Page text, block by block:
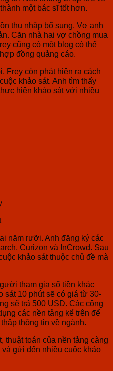
một bác sĩ tốt hơn.
thu nhập bổ sung. Vợ anh
Căn nhà hai vợ chồng mua
cũng có một blog có thể
đồng quảng cáo.
Frey còn phát hiện ra cách
khảo sát. Anh tìm thấy
hiện khảo sát với nhiều
năm rưỡi. Anh đăng ký các
Curizon và InCrowd. Sau
khảo sát thuộc chủ đề mà
tham gia số tiền khác
sát 10 phút sẽ có giá từ 30-
sẽ trả 500 USD. Các công
các nền tảng kể trên để
thông tin về ngành.
thuật toán của nền tảng càng
gửi đến nhiều cuộc khảo